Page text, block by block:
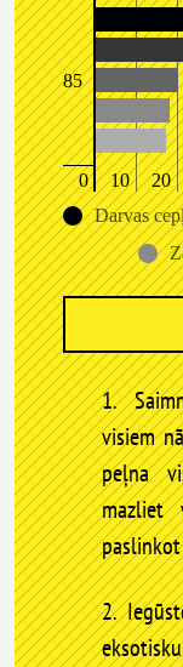
85
0 10 20
Darvas
1.
visiem
peļna
mazliet
2.